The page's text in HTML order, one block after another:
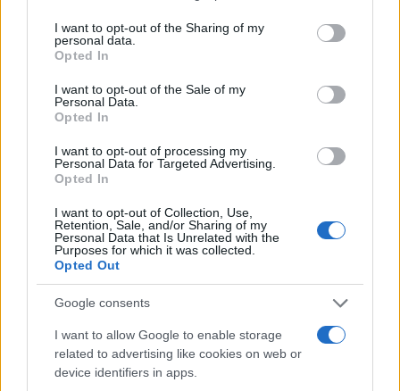
not limited to your visit or usage behaviour. You may click to
grant or deny consent to Google and its third-party tags to
use your data for below specified purposes in below Google
consent section.
I want to opt-out of the Sharing of my
personal data.
Opted In
I want to opt-out of the Sale of my
Personal Data.
Opted In
I want to opt-out of processing my
Personal Data for Targeted Advertising.
Opted In
I want to opt-out of Collection, Use,
Retention, Sale, and/or Sharing of my
Personal Data that Is Unrelated with the
Purposes for which it was collected.
Opted Out
Google consents
I want to allow Google to enable storage
related to advertising like cookies on web or
device identifiers in apps.